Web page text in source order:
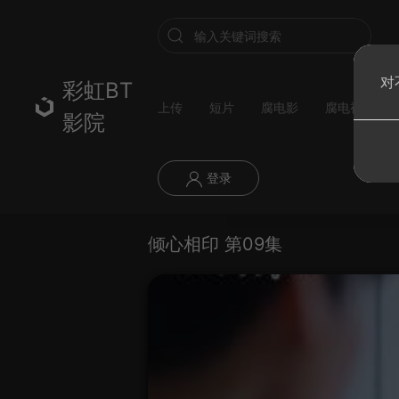
彩虹BT
影院
上传 短片 腐电影 腐电视剧
登录
倾心相印 第09集
对